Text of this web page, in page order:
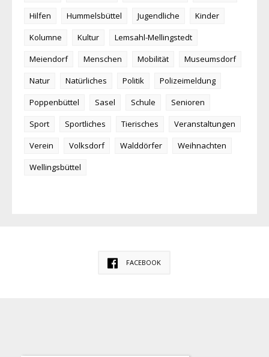
Hilfen
Hummelsbüttel Jugendliche
Kinder
Kolumne
Kultur
Lemsahl-Mellingstedt
Meiendorf
Menschen Mobilität
Museumsdorf
Natur
Natürliches Politik
Polizeimeldung
Poppenbüttel
Sasel Schule
Senioren
Sport
Sportliches Tierisches
Veranstaltungen
Verein
Volksdorf Walddörfer
Weihnachten
Wellingsbüttel
FACEBOOK